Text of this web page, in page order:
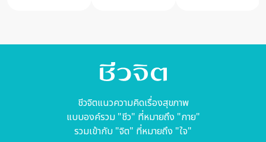
ชีวจิตแนวความคิดเรื่องสุขภาพ
แบบองค์รวม "ชีว" ที่หมายถึง "กาย"
รวมเข้ากับ "จิต" ที่หมายถึง "ใจ"